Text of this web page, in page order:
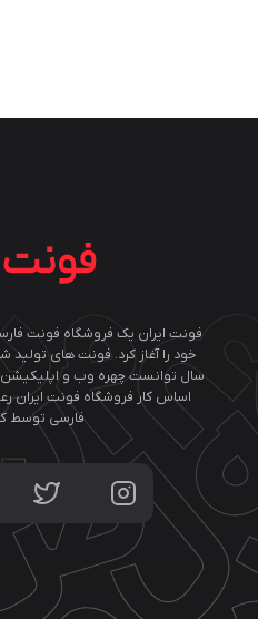
خود را آغاز کرد. فونت های
سال توانست چهره وب و اپلیکیشن
اساس کار فروشگاه فونت ایران
فارسی توسط